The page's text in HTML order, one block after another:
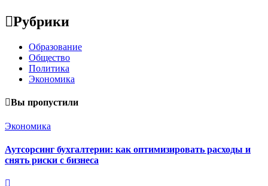
Рубрики
Образование
Общество
Политика
Экономика
Вы пропустили
Экономика
Аутсорсинг бухгалтерии: как оптимизировать расходы и
снять риски с бизнеса